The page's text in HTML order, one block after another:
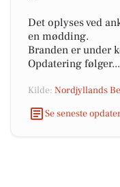
Det oplyses ved
en mødding.
Branden er under
Opdatering
Kilde: Nordjyllands
Se seneste